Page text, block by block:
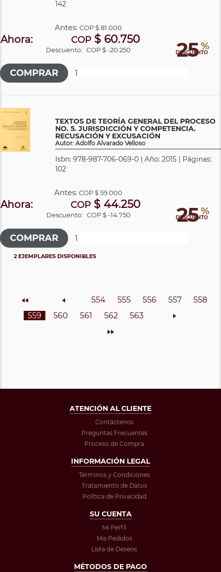
142
25 %
DESCUENTO
Antes:COP$ 81.000
Ahora: COP $ 60.750
Descuento: COP $ -20.250
TEXTOS DE TEORÍA GENERAL DEL PROCESO
NO. 5. JURISDICCIÓN Y COMPETENCIA.
RECUSACIÓN Y EXCUSACIÓN
Autor: Adolfo Alvarado Velloso
Isbn: 978-987-706-069-0 | Año: 2015 | Páginas:
102
25 %
DESCUENTO
Antes:COP$ 59.000
Ahora: COP $ 44.250
Descuento: COP $ -14.750
2 EJEMPLARES DISPONIBLES
Inicio Anterior 554 555 556 557
558
559
560 561 562 563
Siguiente
Final
ATENCIÓN AL CLIENTE
Contáctenos
Preguntas Frecuentes
Proceso de Compra
INFORMACIÓN LEGAL
Términos y Condiciones
Tratamiento de Datos
Política de Privacidad
SU CUENTA
Mi Perfil
Mis Pedidos
Lista de Deseos
MÉTODOS DE PAGO